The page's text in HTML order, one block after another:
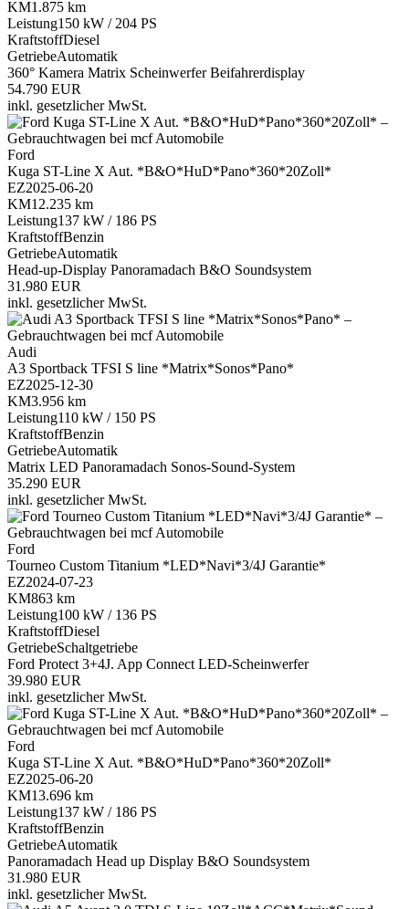
KM1.875 km
Leistung150 kW / 204 PS
KraftstoffDiesel
GetriebeAutomatik
360° Kamera Matrix Scheinwerfer Beifahrerdisplay
54.790 EUR
inkl. gesetzlicher MwSt.
Ford
Kuga ST-Line X Aut. *B&O*HuD*Pano*360*20Zoll*
EZ2025-06-20
KM12.235 km
Leistung137 kW / 186 PS
KraftstoffBenzin
GetriebeAutomatik
Head-up-Display Panoramadach B&O Soundsystem
31.980 EUR
inkl. gesetzlicher MwSt.
Audi
A3 Sportback TFSI S line *Matrix*Sonos*Pano*
EZ2025-12-30
KM3.956 km
Leistung110 kW / 150 PS
KraftstoffBenzin
GetriebeAutomatik
Matrix LED Panoramadach Sonos-Sound-System
35.290 EUR
inkl. gesetzlicher MwSt.
Ford
Tourneo Custom Titanium *LED*Navi*3/4J Garantie*
EZ2024-07-23
KM863 km
Leistung100 kW / 136 PS
KraftstoffDiesel
GetriebeSchaltgetriebe
Ford Protect 3+4J. App Connect LED-Scheinwerfer
39.980 EUR
inkl. gesetzlicher MwSt.
Ford
Kuga ST-Line X Aut. *B&O*HuD*Pano*360*20Zoll*
EZ2025-06-20
KM13.696 km
Leistung137 kW / 186 PS
KraftstoffBenzin
GetriebeAutomatik
Panoramadach Head up Display B&O Soundsystem
31.980 EUR
inkl. gesetzlicher MwSt.